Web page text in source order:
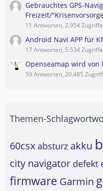
Gebrauchtes GPS-
Freizeit/
11 Antworten, 2.954
Android Navi APP für
17 Antworten, 5.534
Openseamap wird von
59 Antworten, 20.485
Themen-
60csx absturz akku
city navigator defekt
firmware Garmin